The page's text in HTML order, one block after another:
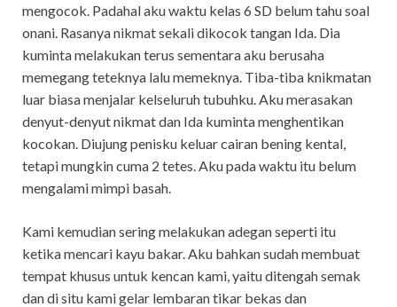
mengocok. Padahal aku waktu kelas 6 SD belum tahu soal
onani. Rasanya nikmat sekali dikocok tangan Ida. Dia
kuminta melakukan terus sementara aku berusaha
memegang teteknya lalu memeknya. Tiba-tiba knikmatan
luar biasa menjalar kelseluruh tubuhku. Aku merasakan
denyut-denyut nikmat dan Ida kuminta menghentikan
kocokan. Diujung penisku keluar cairan bening kental,
tetapi mungkin cuma 2 tetes. Aku pada waktu itu belum
mengalami mimpi basah.
Kami kemudian sering melakukan adegan seperti itu
ketika mencari kayu bakar. Aku bahkan sudah membuat
tempat khusus untuk kencan kami, yaitu ditengah semak
dan di situ kami gelar lembaran tikar bekas dan